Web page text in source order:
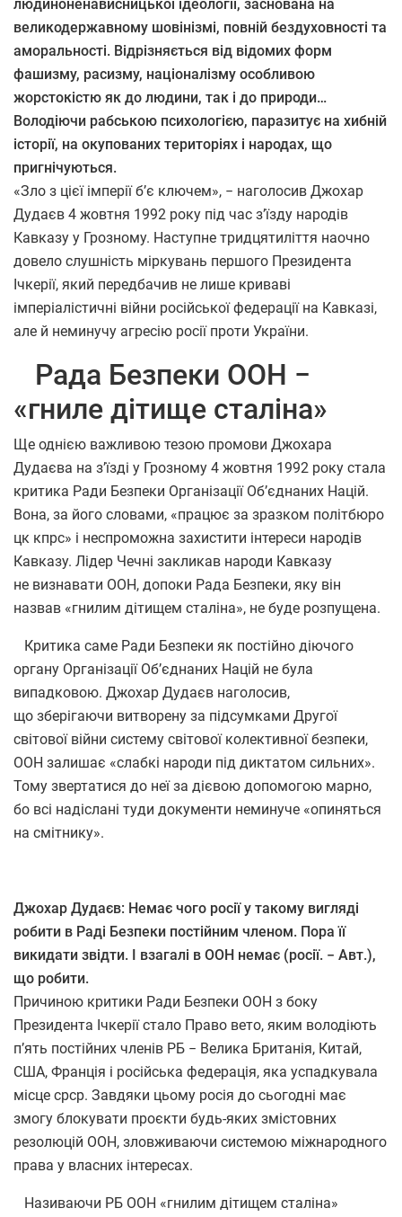
людиноненависницької ідеології, заснована на
великодержавному шовінізмі, повній бездуховності та
аморальності. Відрізняється від відомих форм
фашизму, расизму, націоналізму особливою
жорстокістю як до людини, так і до природи…
Володіючи рабською психологією, паразитує на хибній
історії, на окупованих територіях і народах, що
пригнічуються.
«Зло з цієї імперії б’є ключем», − наголосив Джохар
Дудаєв 4 жовтня 1992 року під час з’їзду народів
Кавказу у Грозному. Наступне тридцятиліття наочно
довело слушність міркувань першого Президента
Ічкерії, який передбачив не лише криваві
імперіалістичні війни російської федерації на Кавказі,
але й неминучу агресію росії проти України.
Рада Безпеки ООН −
«гниле дітище сталіна»
Ще однією важливою тезою промови Джохара
Дудаєва на з’їзді у Грозному 4 жовтня 1992 року стала
критика Ради Безпеки Організації Об’єднаних Націй.
Вона, за його словами, «працює за зразком політбюро
цк кпрс» і неспроможна захистити інтереси народів
Кавказу. Лідер Чечні закликав народи Кавказу
не визнавати ООН, допоки Рада Безпеки, яку він
назвав «гнилим дітищем сталіна», не буде розпущена.
Критика саме Ради Безпеки як постійно діючого
органу Організації Об’єднаних Націй не була
випадковою. Джохар Дудаєв наголосив,
що зберігаючи витворену за підсумками Другої
світової війни систему світової колективної безпеки,
ООН залишає «слабкі народи під диктатом сильних».
Тому звертатися до неї за дієвою допомогою марно,
бо всі надіслані туди документи неминуче «опиняться
на смітнику».
Джохар Дудаєв: Немає чого росії у такому вигляді
робити в Раді Безпеки постійним членом. Пора її
викидати звідти. І взагалі в ООН немає (росії. − Авт.),
що робити.
Причиною критики Ради Безпеки ООН з боку
Президента Ічкерії стало Право вето, яким володіють
п’ять постійних членів РБ − Велика Британія, Китай,
США, Франція і російська федерація, яка успадкувала
місце срср. Завдяки цьому росія до сьогодні має
змогу блокувати проєкти будь-яких змістовних
резолюцій ООН, зловживаючи системою міжнародного
права у власних інтересах.
Називаючи РБ ООН «гнилим дітищем сталіна»